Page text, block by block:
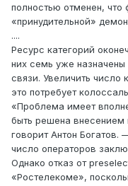
полностью отменен, что
«принудительной»
....
Ресурс категорий
них семь уже
связи. Увеличить
это потребует
«Проблема имеет
быть решена внесением
говорит Антон Богатов.
число операторов
Однако отказ от
«Ростелекоме»,